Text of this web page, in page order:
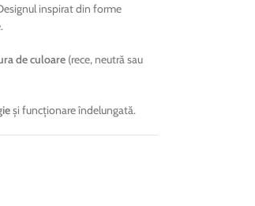
inspirat din forme
de culoare (rece, neutră sau
și funcționare îndelungată.